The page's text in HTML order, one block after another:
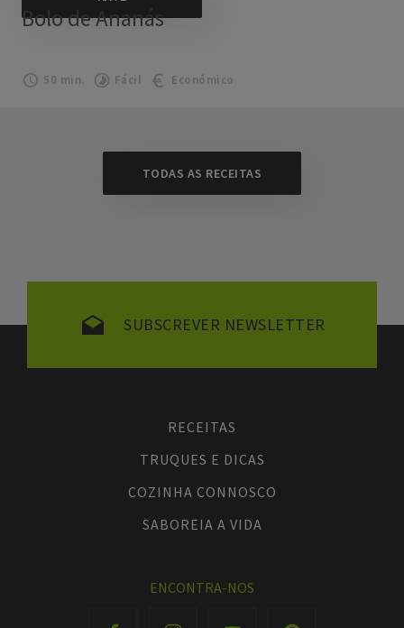
Bolo de Ananás
50 min. Fácil Económico
TODAS AS RECEITAS
SUBSCREVER NEWSLETTER
RECEITAS
TRUQUES E DICAS
COZINHA CONNOSCO
SABOREIA A VIDA
ENCONTRA-NOS